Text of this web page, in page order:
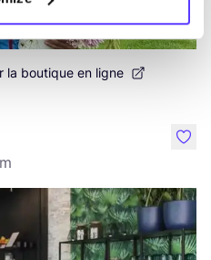
la boutique en ligne
like